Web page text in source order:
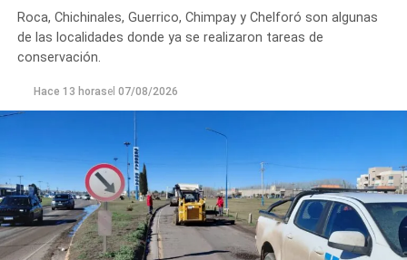
Roca, Chichinales, Guerrico, Chimpay y Chelforó son algunas
de las localidades donde ya se realizaron tareas de
conservación.
Hace 13 horasel 07/08/2026